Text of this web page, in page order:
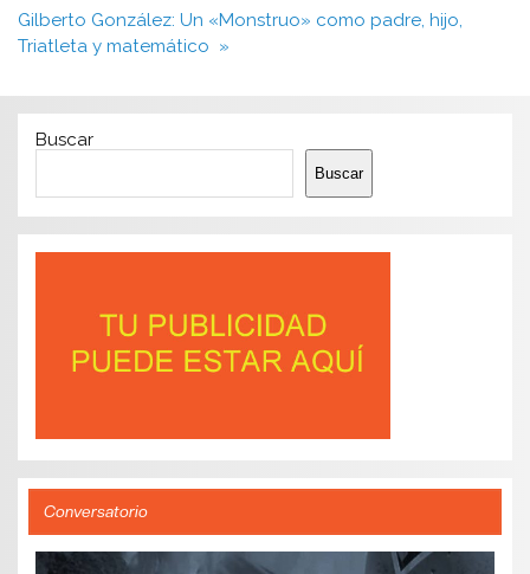
entradas
Gilberto González: Un «Monstruo» como padre, hijo,
Triatleta y matemático »
Buscar
Buscar
Conversatorio